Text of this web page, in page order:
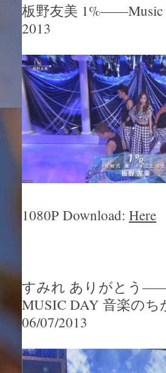
板野友美 1%——Music
2013
1080P Download: Here
すみれ ありがとう
MUSIC DAY 音楽のち
06/07/2013